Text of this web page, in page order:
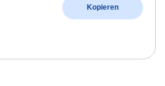
Kopieren